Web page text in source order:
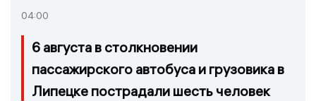
04:00
6 августа в столкновении
пассажирского автобуса и грузовика в
Липецке пострадали шесть человек